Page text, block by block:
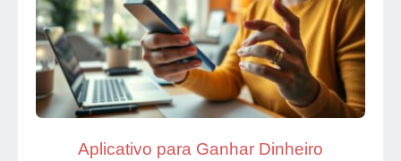
Aplicativo para Ganhar Dinheiro